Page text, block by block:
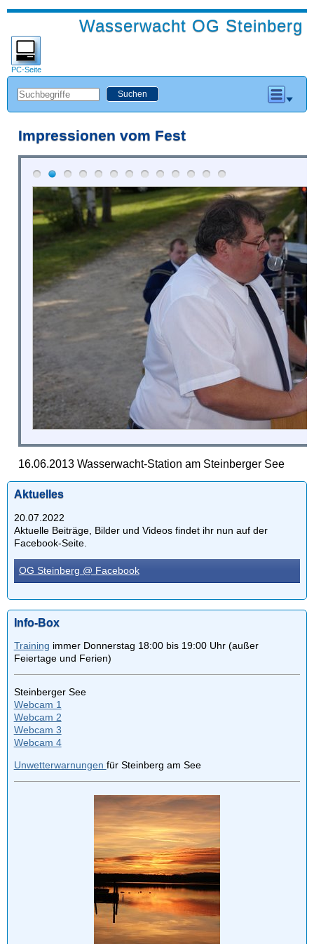
Wasserwacht OG Steinberg
PC-Seite
Impressionen vom Fest
16.06.2013 Wasserwacht-Station am Steinberger See
Aktuelles
20.07.2022
Aktuelle Beiträge, Bilder und Videos findet ihr nun auf der
Facebook-Seite.
OG Steinberg @ Facebook
Info-Box
Training immer Donnerstag 18:00 bis 19:00 Uhr (außer
Feiertage und Ferien)
Steinberger See
Webcam 1
Webcam 2
Webcam 3
Webcam 4
Unwetterwarnungen für Steinberg am See